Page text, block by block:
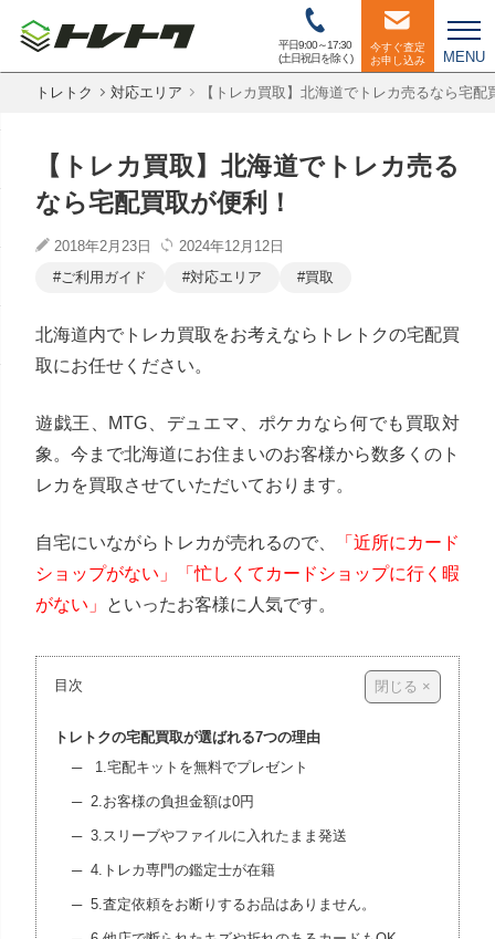
平日9:00～17:30
(土日祝日を除く)
今すぐ査定
お申し込み
MENU
トレトク 対応エリア 【トレカ買取】北海道でトレカ売るなら宅配
【トレカ買取】北海道でトレカ売る
なら宅配買取が便利！
2018年2月23日
2024年12月12日
ご利用ガイド
対応エリア 買取
北海道内でトレカ買取をお考えならトレトクの宅配買
取にお任せください。
遊戯王、MTG、デュエマ、ポケカなら何でも買取対
象。今まで北海道にお住まいのお客様から数多くのト
レカを買取させていただいております。
自宅にいながらトレカが売れるので、
「近所にカード
ショップがない」「忙しくてカードショップに行く暇
がない」
といったお客様に人気です。
目次
トレトクの宅配買取が選ばれる7つの理由
1.宅配キットを無料でプレゼント
2.お客様の負担金額は0円
3.スリーブやファイルに入れたまま発送
4.トレカ専門の鑑定士が在籍
5.査定依頼をお断りするお品はありません。